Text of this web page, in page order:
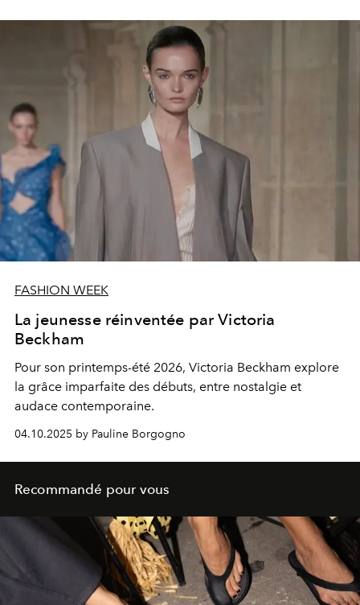
FASHION WEEK
La jeunesse réinventée par Victoria
Beckham
Pour son printemps-été 2026, Victoria Beckham explore
la grâce imparfaite des débuts, entre nostalgie et
audace contemporaine.
04.10.2025 by Pauline Borgogno
Recommandé pour vous